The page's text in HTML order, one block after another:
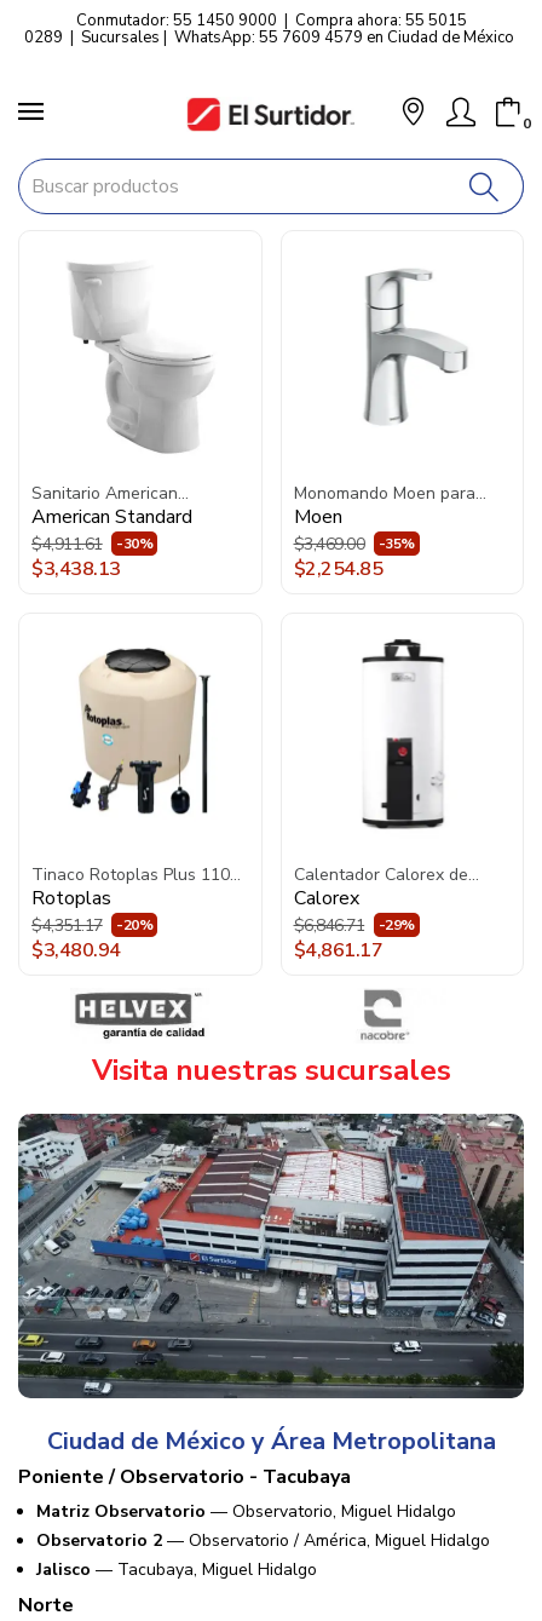
Conmutador: 55 1450 9000 | Compra ahora: 55 5015
0289 | Sucursales | WhatsApp: 55 7609 4579 en Ciudad de México
0
Sanitario American
Standard Mainstream 2
Piezas 4.8 Litros Con
Asiento 3469128MX020
Blanco
American Standard
$4,911.61 -30%
$3,438.13
Monomando Moen para
Lavabo Danika 2.0 6470
Cromo
Moen
$3,469.00 -35%
$2,254.85
Tinaco Rotoplas Plus 1100L
Equipado con Filtro y
Accesorios 500472 Beige
Rotoplas
$4,351.17 -20%
$3,480.94
Calentador Calorex de
Depósito Maximus G-10
Gas LP 3270068 Blanco
Calorex
$6,846.71 -29%
$4,861.17
Visita nuestras sucursales
Ciudad de México y Área Metropolitana
Poniente / Observatorio - Tacubaya
Matriz Observatorio — Observatorio, Miguel Hidalgo
Observatorio 2 — Observatorio / América, Miguel Hidalgo
Jalisco — Tacubaya, Miguel Hidalgo
Norte